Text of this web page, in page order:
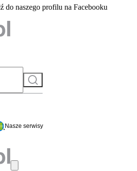
się w nowej karcie
do naszego profilu na Facebooku
Szukaj
do serwisu
Nasze serwisy